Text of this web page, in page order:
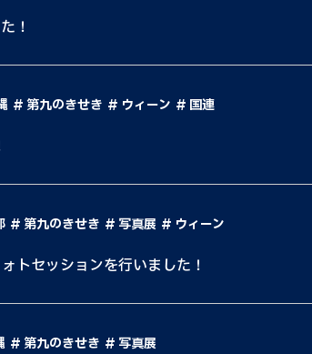
！
第九のきせき ウィーン 国連
第九のきせき 写真展 ウィーン
トセッションを行いました！
第九のきせき 写真展